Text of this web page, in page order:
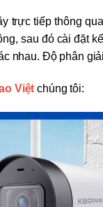
tiếp thông
sau đó cài đặt
nhau. Độ phân
Việt chúng tôi: